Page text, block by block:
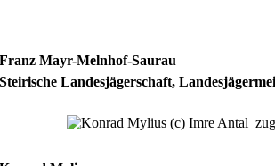
Franz Mayr-Melnhof-Saurau
Steirische Landesjägerschaft,